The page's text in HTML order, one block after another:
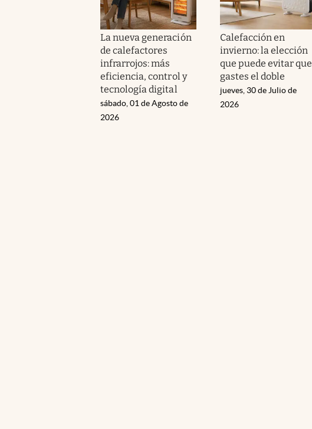
La nueva generación
de calefactores
infrarrojos: más
eficiencia, control y
tecnología digital
sábado, 01 de Agosto de
2026
Calefacción en
invierno: la elección
que puede evitar que
gastes el doble
jueves, 30 de Julio de
2026